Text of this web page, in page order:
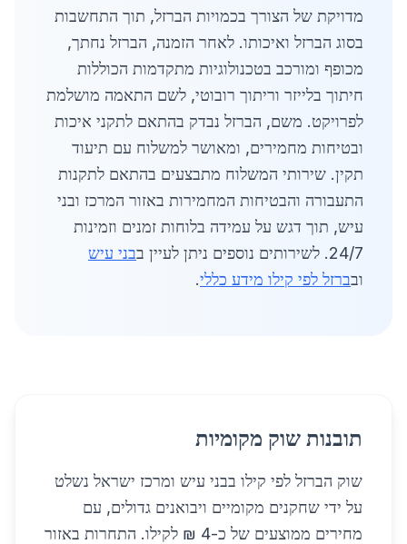
מדויקת של הצורך בכמויות הברזל, תוך התחשבות
בסוג הברזל ואיכותו. לאחר הזמנה, הברזל נחתך,
מכופף ומורכב בטכנולוגיות מתקדמות הכוללות
חיתוך בלייזר וריתוך רובוטי, לשם התאמה מושלמת
לפרויקט. משם, הברזל נבדק בהתאם לתקני איכות
ובטיחות מחמירים, ומאושר למשלוח עם תיעוד
תקין. שירותי המשלוח מתבצעים בהתאם לתקנות
התעבורה והבטיחות המחמירות באזור המרכז ובני
עיש, תוך דגש על עמידה בלוחות זמנים וזמינות
24/7. לשירותים נוספים ניתן לעיין ב
בני עיש
ובברזל לפי קילו מידע כללי.
תובנות שוק מקומיות
שוק הברזל לפי קילו בבני עיש ומרכז ישראל נשלט
על ידי שחקנים מקומיים ויבואנים גדולים, עם
מחירים ממוצעים של כ-4 ₪ לקילו. התחרות באזור